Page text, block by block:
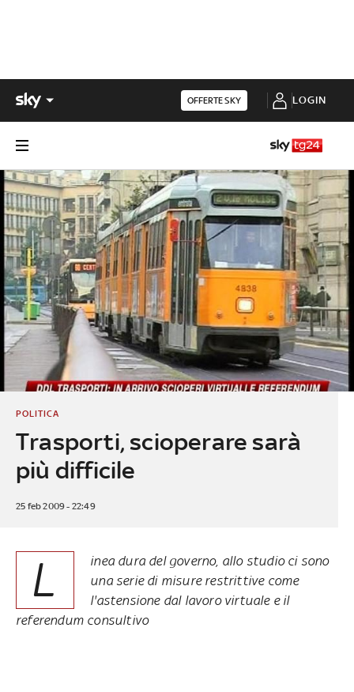
OFFERTE SKY LOGIN
Trasporti, scioperare sarà
più difficile
POLITICA
25 feb 2009 - 22:49
L
inea dura del governo, allo studio ci sono
una serie di misure restrittive come
l'astensione dal lavoro virtuale e il
referendum consultivo